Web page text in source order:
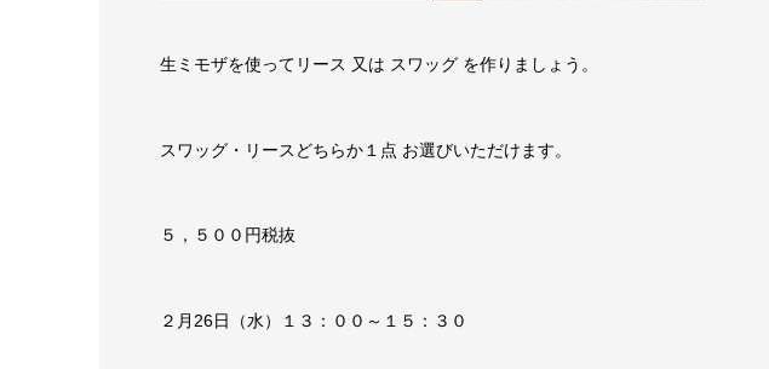
生ミモザを使ってリース 又は スワッグ を作りましょう。
スワッグ・リースどちらか１点 お選びいただけます。
５，５００円税抜
２月26日（水）１３：００～１５：３０